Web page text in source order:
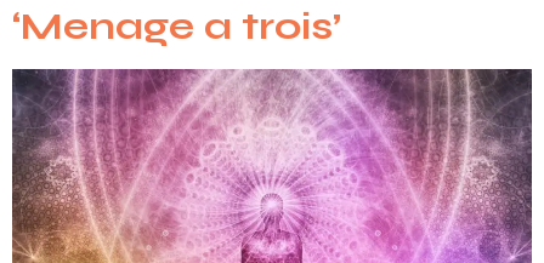
‘Menage a trois’